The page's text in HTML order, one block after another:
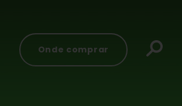
Onde comprar